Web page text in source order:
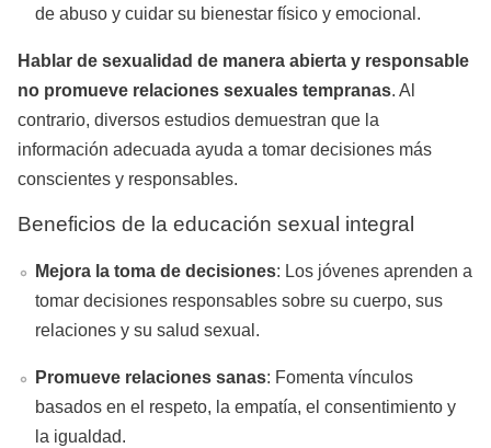
de abuso y cuidar su bienestar físico y emocional.
Hablar de sexualidad de manera abierta y responsable
no promueve relaciones sexuales tempranas. Al
contrario, diversos estudios demuestran que la
información adecuada ayuda a tomar decisiones más
conscientes y responsables.
Beneficios de la educación sexual integral
Mejora la toma de decisiones: Los jóvenes aprenden a
tomar decisiones responsables sobre su cuerpo, sus
relaciones y su salud sexual.
Promueve relaciones sanas: Fomenta vínculos
basados en el respeto, la empatía, el consentimiento y
la igualdad.